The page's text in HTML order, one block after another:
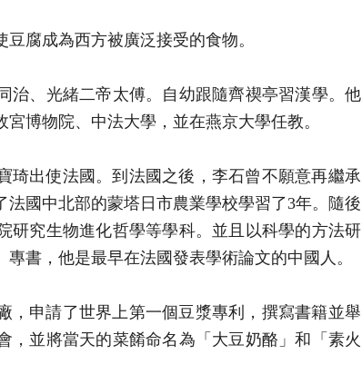
腐成為西方被廣泛接受的食物。
治、光緒二帝太傅。自幼跟隨齊禊亭習漢學。他
博物院、中法大學，並在燕京大學任教。
琦出使法國。到法國之後，李石曾不願意再繼承
國中北部的蒙塔日市農業學校學習了3年。隨後
研究生物進化哲學等學科。並且以科學的方法研
書，他是最早在法國發表學術論文的中國人。
，申請了世界上第一個豆漿專利，撰寫書籍並舉
，並將當天的菜餚命名為「大豆奶酪」和「素火